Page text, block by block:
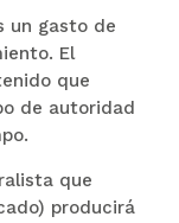
un gasto de
El
que
de autoridad
que
producirá